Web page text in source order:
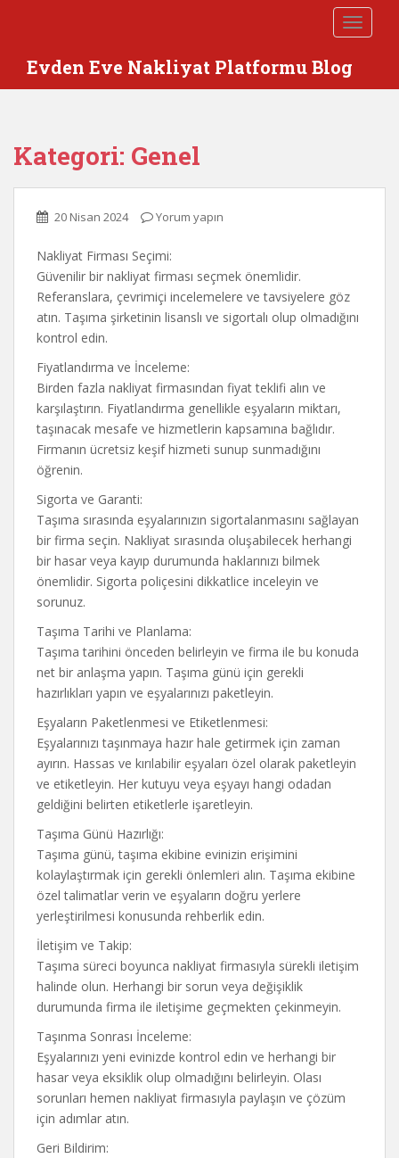
t
Evden Eve Nakliyat Platformu Blog
Kategori: Genel
20 Nisan 2024 Yorum yapın
Nakliyat Firması Seçimi:
Güvenilir bir nakliyat firması seçmek önemlidir.
Referanslara, çevrimiçi incelemelere ve tavsiyelere göz
atın. Taşıma şirketinin lisanslı ve sigortalı olup olmadığını
kontrol edin.
Fiyatlandırma ve İnceleme:
Birden fazla nakliyat firmasından fiyat teklifi alın ve
karşılaştırın. Fiyatlandırma genellikle eşyaların miktarı,
taşınacak mesafe ve hizmetlerin kapsamına bağlıdır.
Firmanın ücretsiz keşif hizmeti sunup sunmadığını
öğrenin.
Sigorta ve Garanti:
Taşıma sırasında eşyalarınızın sigortalanmasını sağlayan
bir firma seçin. Nakliyat sırasında oluşabilecek herhangi
bir hasar veya kayıp durumunda haklarınızı bilmek
önemlidir. Sigorta poliçesini dikkatlice inceleyin ve
sorunuz.
Taşıma Tarihi ve Planlama:
Taşıma tarihini önceden belirleyin ve firma ile bu konuda
net bir anlaşma yapın. Taşıma günü için gerekli
hazırlıkları yapın ve eşyalarınızı paketleyin.
Eşyaların Paketlenmesi ve Etiketlenmesi:
Eşyalarınızı taşınmaya hazır hale getirmek için zaman
ayırın. Hassas ve kırılabilir eşyaları özel olarak paketleyin
ve etiketleyin. Her kutuyu veya eşyayı hangi odadan
geldiğini belirten etiketlerle işaretleyin.
Taşıma Günü Hazırlığı:
Taşıma günü, taşıma ekibine evinizin erişimini
kolaylaştırmak için gerekli önlemleri alın. Taşıma ekibine
özel talimatlar verin ve eşyaların doğru yerlere
yerleştirilmesi konusunda rehberlik edin.
İletişim ve Takip:
Taşıma süreci boyunca nakliyat firmasıyla sürekli iletişim
halinde olun. Herhangi bir sorun veya değişiklik
durumunda firma ile iletişime geçmekten çekinmeyin.
Taşınma Sonrası İnceleme:
Eşyalarınızı yeni evinizde kontrol edin ve herhangi bir
hasar veya eksiklik olup olmadığını belirleyin. Olası
sorunları hemen nakliyat firmasıyla paylaşın ve çözüm
için adımlar atın.
Geri Bildirim: